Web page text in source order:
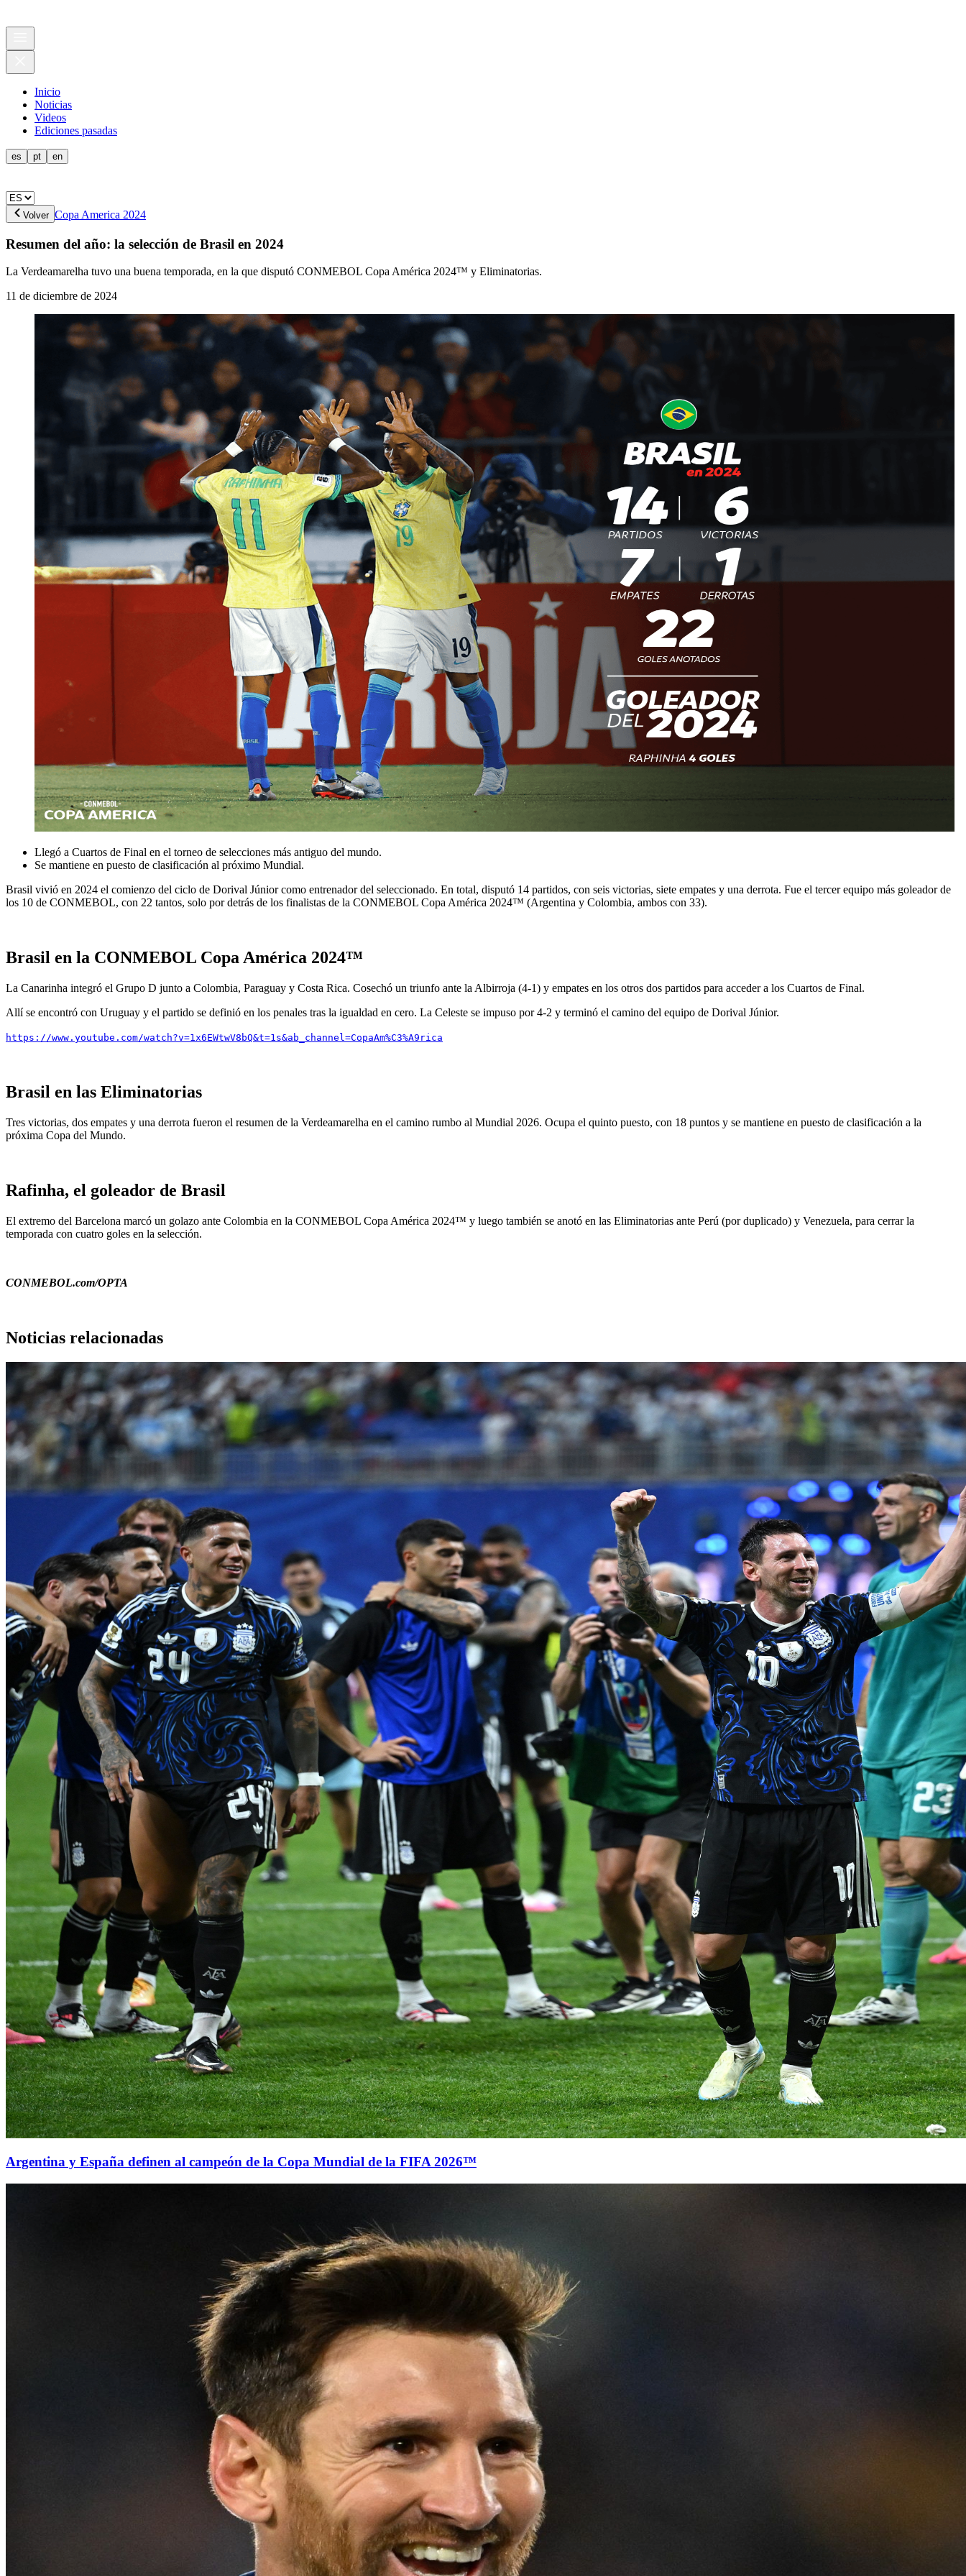
Inicio
Noticias
Videos
Ediciones pasadas
es pt en
Volver Copa America 2024
Resumen del año: la selección de Brasil en 2024
La Verdeamarelha tuvo una buena temporada, en la que disputó CONMEBOL Copa América 2024™ y Eliminatorias.
11 de diciembre de 2024
Llegó a Cuartos de Final en el torneo de selecciones más antiguo del mundo.
Se mantiene en puesto de clasificación al próximo Mundial.
Brasil vivió en 2024 el comienzo del ciclo de Dorival Júnior como entrenador del seleccionado. En total, disputó 14 partidos, con seis victorias, siete empates y una derrota. Fue el tercer equipo más goleador de
los 10 de CONMEBOL, con 22 tantos, solo por detrás de los finalistas de la CONMEBOL Copa América 2024™ (Argentina y Colombia, ambos con 33).
Brasil en la CONMEBOL Copa América 2024™
La Canarinha integró el Grupo D junto a Colombia, Paraguay y Costa Rica. Cosechó un triunfo ante la Albirroja (4-1) y empates en los otros dos partidos para acceder a los Cuartos de Final.
Allí se encontró con Uruguay y el partido se definió en los penales tras la igualdad en cero. La Celeste se impuso por 4-2 y terminó el camino del equipo de Dorival Júnior.
https://www.youtube.com/watch?v=1x6EWtwV8bQ&t=1s&ab_channel=CopaAm%C3%A9rica
Brasil en las Eliminatorias
Tres victorias, dos empates y una derrota fueron el resumen de la Verdeamarelha en el camino rumbo al Mundial 2026. Ocupa el quinto puesto, con 18 puntos y se mantiene en puesto de clasificación a la
próxima Copa del Mundo.
Rafinha, el goleador de Brasil
El extremo del Barcelona marcó un golazo ante Colombia en la CONMEBOL Copa América 2024™ y luego también se anotó en las Eliminatorias ante Perú (por duplicado) y Venezuela, para cerrar la
temporada con cuatro goles en la selección.
CONMEBOL.com/OPTA
Noticias relacionadas
Argentina y España definen al campeón de la Copa Mundial de la FIFA 2026™